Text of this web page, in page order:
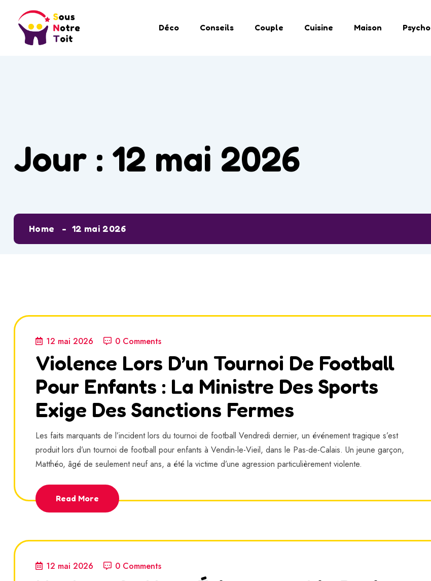
Déco Conseils Couple Cuisine Maison Psycho
Jour : 12 mai 2026
Home 12 mai 2026
12 mai 2026 0 Comments
Violence Lors D’un Tournoi De Football
Pour Enfants : La Ministre Des Sports
Exige Des Sanctions Fermes
Les faits marquants de l’incident lors du tournoi de football Vendredi dernier, un événement tragique s’est
produit lors d’un tournoi de football pour enfants à Vendin-le-Vieil, dans le Pas-de-Calais. Un jeune garçon,
Matthéo, âgé de seulement neuf ans, a été la victime d’une agression particulièrement violente.
Read More
12 mai 2026 0 Comments